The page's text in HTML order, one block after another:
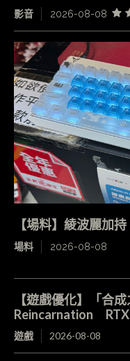
影音 2026-08-08
【場料】綾波麗加
場料 2026-08-08
【遊戲優化】「合
Reincarnation
遊戲 2026-08-08